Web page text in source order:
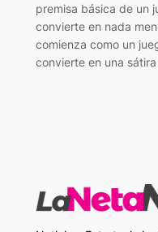
premisa básica de un
convierte en nada
comienza como un
convierte en una